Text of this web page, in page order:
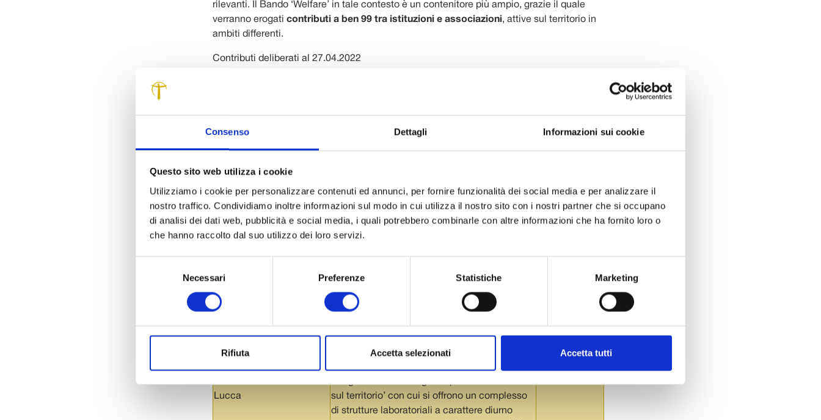
Consenso Dettagli Informazioni sui cookie
Questo sito web utilizza i cookie
Utilizziamo i cookie per personalizzare contenuti ed annunci, per fornire funzionalità dei social media e per analizzare il
nostro traffico. Condividiamo inoltre informazioni sul modo in cui utilizza il nostro sito con i nostri partner che si occupano
di analisi dei dati web, pubblicità e social media, i quali potrebbero combinarle con altre informazioni che ha fornito loro o
che hanno raccolto dal suo utilizzo dei loro servizi.
Necessari Preferenze Statistiche Marketing
Rifiuta Accetta selezionati Accetta tutti
rilevanti. Il Bando ‘Welfare’ in tale contesto è un contenitore più ampio, grazie il quale
verranno erogati contributi a ben 99 tra istituzioni e associazioni, attive sul territorio in
ambiti differenti.
Contributi deliberati al 27.04.2022
A.I.S.M. – Associazione
Italiana Sclerosi Multipla –
Progetto ‘Insieme oltre la sclerosi multipla’ per
il sostegno a persone affette da sclerosi
4.000
A.N.F.F.A.S. Onlus di
Lucca
che ha l’obiettivo di accogliere in una struttura
e in un contesto idoneo le persone con
disabilità in età giovanile, in uscita dal
percorso scolastico.
disabili intellettive e relazionali un progetto di
vita con senso compiuto e adeguato,
mettendo a disposizione dei partecipanti una
bisogni ed interventi finalizzati a garantire una
partecipazione più attiva possibile alla vita
Lucca
sul territorio’ con cui si offrono un complesso
di strutture laboratoriali a carattere diurno